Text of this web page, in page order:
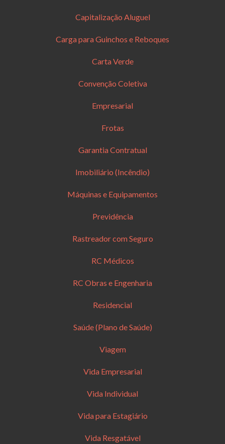
Capitalização Aluguel
Carga para Guinchos e Reboques
Carta Verde
Convenção Coletiva
Empresarial
Frotas
Garantia Contratual
Imobiliário (Incêndio)
Máquinas e Equipamentos
Previdência
Rastreador com Seguro
RC Médicos
RC Obras e Engenharia
Residencial
Saúde (Plano de Saúde)
Viagem
Vida Empresarial
Vida Individual
Vida para Estagiário
Vida Resgatável